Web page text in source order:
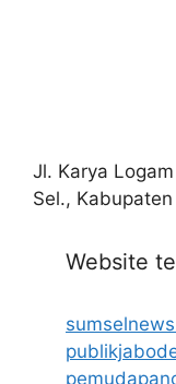
Jl. Karya
Sel.,
Website